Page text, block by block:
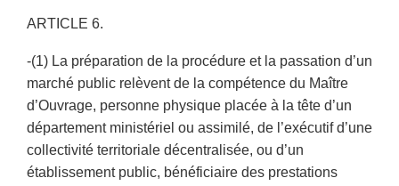
ARTICLE 6.
-(1) La préparation de la procédure et la passation d’un
marché public relèvent de la compétence du Maître
d’Ouvrage, personne physique placée à la tête d’un
département ministériel ou assimilé, de l’exécutif d’une
collectivité territoriale décentralisée, ou d’un
établissement public, bénéficiaire des prestations